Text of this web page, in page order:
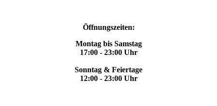
Öffnungszeiten:
Montag bis Samstag
17:00 - 23:00 Uhr
Sonntag & Feiertage
12:00 - 23:00 Uhr